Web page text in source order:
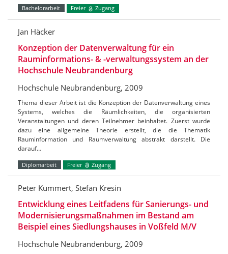
Bachelorarbeit Freier Zugang
Jan Häcker
Konzeption der Datenverwaltung für ein
Rauminformations- & -verwaltungssystem an der
Hochschule Neubrandenburg
Hochschule Neubrandenburg, 2009
Thema dieser Arbeit ist die Konzeption der Datenverwaltung eines
Systems, welches die Räumlichkeiten, die organisierten
Veranstaltungen und deren Teilnehmer beinhaltet. Zuerst wurde
dazu eine allgemeine Theorie erstellt, die die Thematik
Rauminformation und Raumverwaltung abstrakt darstellt. Die
darauf…
Diplomarbeit Freier Zugang
Peter Kummert, Stefan Kresin
Entwicklung eines Leitfadens für Sanierungs- und
Modernisierungsmaßnahmen im Bestand am
Beispiel eines Siedlungshauses in Voßfeld M/V
Hochschule Neubrandenburg, 2009